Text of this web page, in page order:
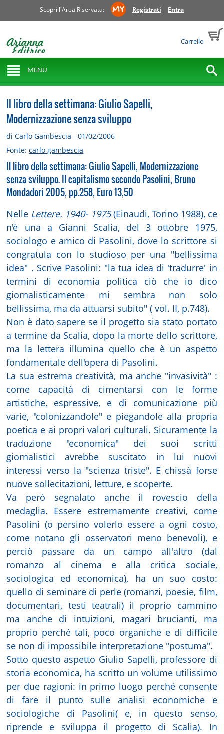
Scopri l'Area Riservata: Registrati Entra
Carrello
MENU
Il libro della settimana: Giulio Sapelli,
Modernizzazione senza sviluppo
di Carlo Gambescia - 01/02/2006
Fonte:carlo gambescia
Il libro della settimana: Giulio Sapelli, Modernizzazione
senza sviluppo. Il capitalismo secondo Pasolini, Bruno
Mondadori 2005, pp.258, Euro 13,50
Nelle Lettere. 1940- 1975(Einaudi, Torino 1988), ce
n'è una a Gianni Scalia, del 3 ottobre 1975,
sociologo e amico di Pasolini, dove lo scrittore si
congratula con lo studioso per una "bellissima
idea" . Scrive Pasolini: "la tua idea di 'tradurre' in
termini di economia politica ciò che io dico
giornalisticamente mi sembra non solo
bellissima, ma da attuarsi subito" ( vol. II, p.748).
Non è dato sapere se il progetto sia stato portato
a termine da Scalia, dopo la morte dello scrittore,
ma la lettera illumina quello che è un aspetto
fondamentale dell'opera di Pasolini.
La sua estrema creatività, ma anche "invasività" :
come capacità di cimentarsi con le forme
artistiche, espressive, e di comunicazione più
varie, "colonizzandole" e piegandole alla propria
poetica e ai propri valori culturali. Sicuramente la
traduzione "economica" dei suoi scritti
giornalistici avrebbe suscitato in lui nuovi
interessi verso la "scienza triste". E chissà forse
nuove sollecitazioni, letture, e scoperte.
Va però segnalato anche il rovescio della
medaglia. Essere estremamente creativi, come
Pasolini (o persino volerlo essere a ogni costo,
come notano gli osservatori meno benevoli), e
perciò passare da un campo all'altro (dal
romanzo al cinema e alla critica sociale,
sociologica ed economica), ha un suo costo:
quello di seminare di perle (romanzi, poesie, film,
documentari, testi teatrali) il proprio cammino
ma anche di intuizioni, magari brucianti, ma
proprio perché tali, poco organiche e di difficile
se non di impossibile interpretazione "postuma".
Sotto questo aspetto Giulio Sapelli, professore di
storia economica, ha scritto un volume utilissimo
per due ragioni: in primo luogo perché consente
di fare il punto sulle analisi economiche e
sociologiche di Pasolini( e, in questo senso,
riprende e sviluppa il progetto di Scalia). In